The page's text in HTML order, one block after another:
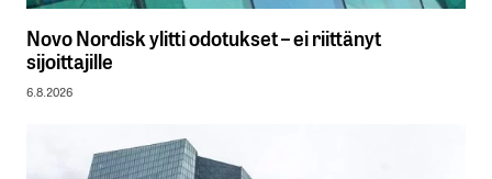
Novo Nordisk ylitti odotukset – ei riittänyt
sijoittajille
6.8.2026